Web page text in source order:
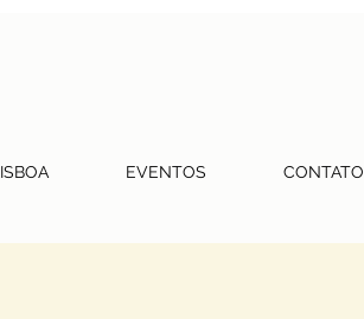
EVENTOS CONTATO